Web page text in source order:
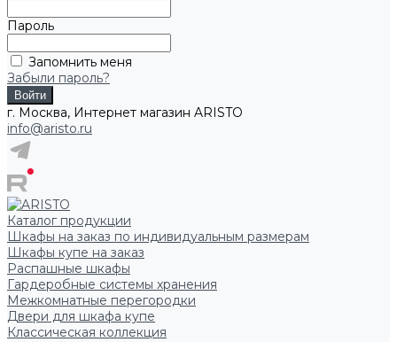
Пароль
Запомнить меня
Забыли пароль?
г. Москва, Интернет магазин ARISTO
info@aristo.ru
Каталог продукции
Шкафы на заказ по индивидуальным размерам
Шкафы купе на заказ
Распашные шкафы
Гардеробные системы хранения
Межкомнатные перегородки
Двери для шкафа купе
Классическая коллекция